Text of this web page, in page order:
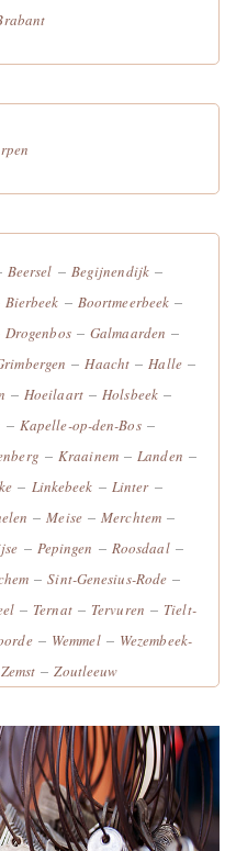
Beersel – Begijnendijk–
Bierbeek – Boortmeerbeek –
Drogenbos–Galmaarden –
–Haacht –Halle–
– Hoeilaart–Holsbeek–
– Kapelle-op-den-Bos–
–Kraainem–Landen –
– Linkebeek – Linter–
–Meise–Merchtem–
– Pepingen – Roosdaal–
–Sint-Genesius-Rode –
– Ternat– Tervuren – Tielt-
– Wemmel– Wezembeek-
Zemst –Zoutleeuw